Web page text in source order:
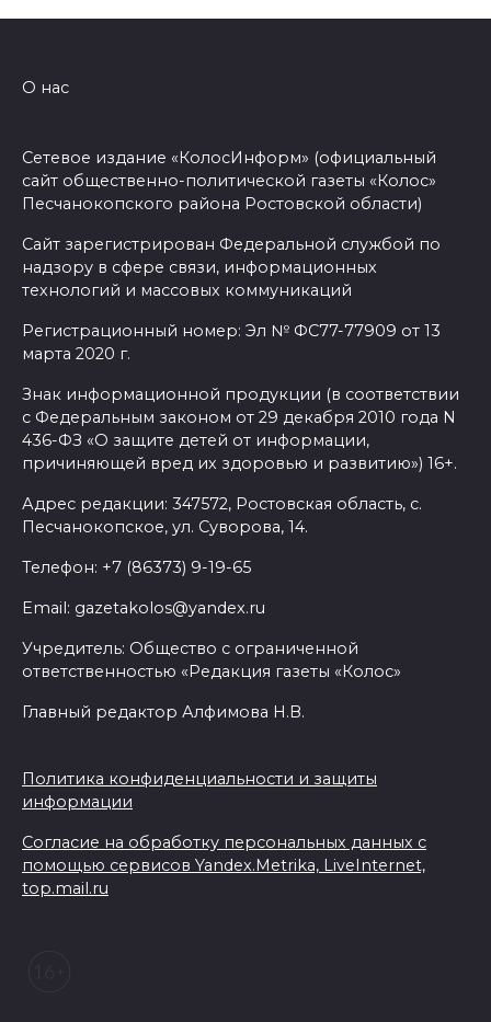
О нас
Сетевое издание «КолосИнформ» (официальный
сайт общественно-политической газеты «Колос»
Песчанокопского района Ростовской области)
Сайт зарегистрирован Федеральной службой по
надзору в сфере связи, информационных
технологий и массовых коммуникаций
Регистрационный номер: Эл № ФС77-77909 от 13
марта 2020 г.
Знак информационной продукции (в соответствии
с Федеральным законом от 29 декабря 2010 года N
436-ФЗ «О защите детей от информации,
причиняющей вред их здоровью и развитию») 16+.
Адрес редакции: 347572, Ростовская область, с.
Песчанокопское, ул. Суворова, 14.
Телефон: +7 (86373) 9-19-65
Email: gazetakolos@yandex.ru
Учредитель: Общество с ограниченной
ответственностью «Редакция газеты «Колос»
Главный редактор Алфимова Н.В.
Политика конфиденциальности и защиты
информации
Согласие на обработку персональных данных с
помощью сервисов Yandex.Metrika, LiveInternet,
top.mail.ru